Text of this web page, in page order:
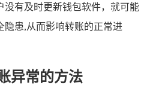
没有及时更新钱包软件，就可能
隐患,从而影响转账的正常进
异常的方法